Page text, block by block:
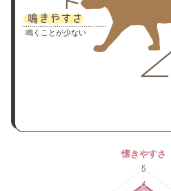
鳴くことが少ない